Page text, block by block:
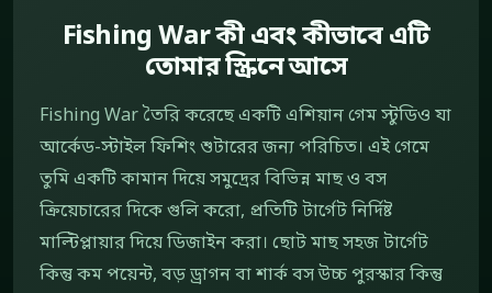
Fishing War কী এবং কীভাবে এটি
তোমার স্ক্রিনে আসে
Fishing War তৈরি করেছে একটি এশিয়ান গেম স্টুডিও যা
আর্কেড-স্টাইল ফিশিং শুটারের জন্য পরিচিত। এই গেমে
তুমি একটি কামান দিয়ে সমুদ্রের বিভিন্ন মাছ ও বস
ক্রিয়েচারের দিকে গুলি করো, প্রতিটি টার্গেট নির্দিষ্ট
মাল্টিপ্লায়ার দিয়ে ডিজাইন করা। ছোট মাছ সহজ টার্গেট
কিন্তু কম পয়েন্ট, বড় ড্রাগন বা শার্ক বস উচ্চ পুরস্কার কিন্তু